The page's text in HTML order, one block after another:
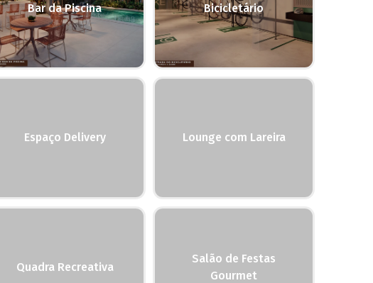
Bar da Piscina Bicicletário
Espaço Delivery Lounge com Lareira
Quadra Recreativa
Salão de Festas
Gourmet